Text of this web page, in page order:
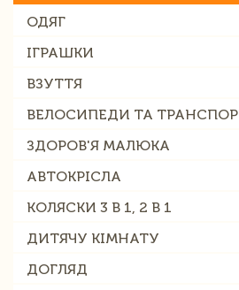
ОДЯГ
ІГРАШКИ
ВЗУТТЯ
ВЕЛОСИПЕДИ ТА
ЗДОРОВ'Я МАЛЮКА
АВТОКРІСЛА
КОЛЯСКИ 3 В 1, 2 В 1
ДИТЯЧУ КІМНАТУ
ДОГЛЯД